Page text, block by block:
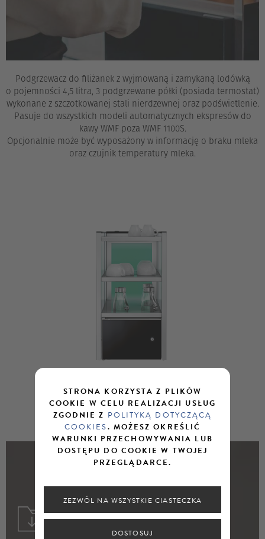
Podgrzewacz do filiżanek z wyjmowaną i zamykaną lodówką
o pojemności 4,5 litra, 3 podgrzewane półki (posiada termostat)
wykonane z szczotkowanej stali nierdzewnej oraz podświetlenie.
Pasuje do wszystkich modeli automatycznych ekspresów do
kawy WMF poza WMF 1100S.
Opcjonalnie może być wyposażony w informację o braku mleka
oraz czujnik temperatury mleka.
DEKLARACJA ZGODNOŚCI
STRONA KORZYSTA Z PLIKÓW
COOKIE W CELU REALIZACJI USŁUG
ZGODNIE Z POLITYKĄ DOTYCZĄCĄ
COOKIES. MOŻESZ OKREŚLIĆ
WARUNKI PRZECHOWYWANIA LUB
DOSTĘPU DO COOKIE W TWOJEJ
PRZEGLĄDARCE.
ZEZWÓL NA WSZYSTKIE CIASTECZKA
DOSTOSUJ